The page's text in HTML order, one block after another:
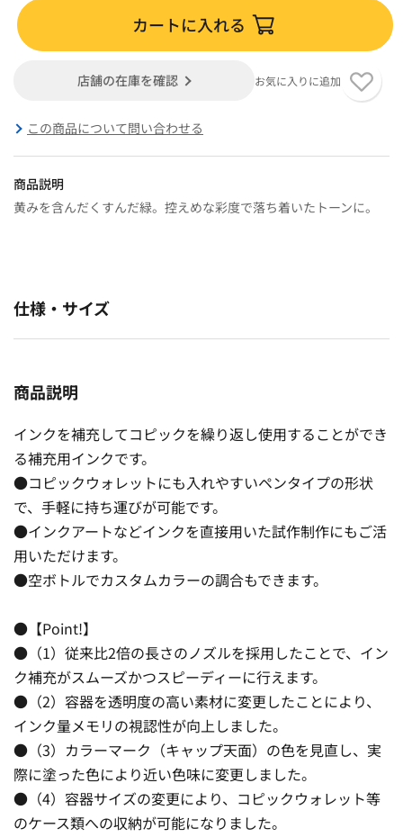
カートに入れる
店舗の在庫を確認 お気に入りに追加
この商品について問い合わせる
商品説明
黄みを含んだくすんだ緑。控えめな彩度で落ち着いたトーンに。
仕様・サイズ
商品説明
インクを補充してコピックを繰り返し使用することができ
る補充用インクです。
●コピックウォレットにも入れやすいペンタイプの形状
で、手軽に持ち運びが可能です。
●インクアートなどインクを直接用いた試作制作にもご活
用いただけます。
●空ボトルでカスタムカラーの調合もできます。
●【Point!】
●（1）従来比2倍の長さのノズルを採用したことで、イン
ク補充がスムーズかつスピーディーに行えます。
●（2）容器を透明度の高い素材に変更したことにより、
インク量メモリの視認性が向上しました。
●（3）カラーマーク（キャップ天面）の色を見直し、実
際に塗った色により近い色味に変更しました。
●（4）容器サイズの変更により、コピックウォレット等
のケース類への収納が可能になりました。